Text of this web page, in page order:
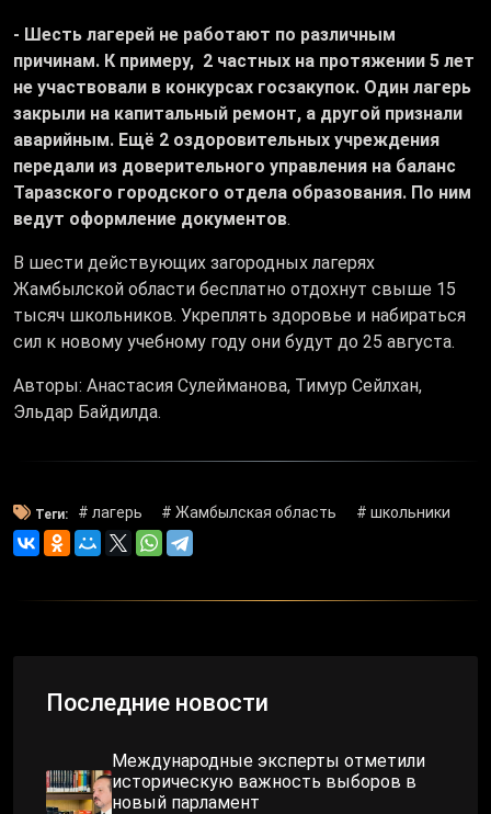
- Шесть лагерей не работают по различным
причинам. К примеру, 2 частных на протяжении 5 лет
не участвовали в конкурсах госзакупок. Один лагерь
закрыли на капитальный ремонт, а другой признали
аварийным. Ещё 2 оздоровительных учреждения
передали из доверительного управления на баланс
Таразского городского отдела образования. По ним
ведут оформление документов.
В шести действующих загородных лагерях
Жамбылской области бесплатно отдохнут свыше 15
тысяч школьников. Укреплять здоровье и набираться
сил к новому учебному году они будут до 25 августа.
Авторы: Анастасия Сулейманова, Тимур Сейлхан,
Эльдар Байдилда.
Теги: # лагерь # Жамбылская область # школьники
Последние новости
Международные эксперты отметили
историческую важность выборов в
новый парламент